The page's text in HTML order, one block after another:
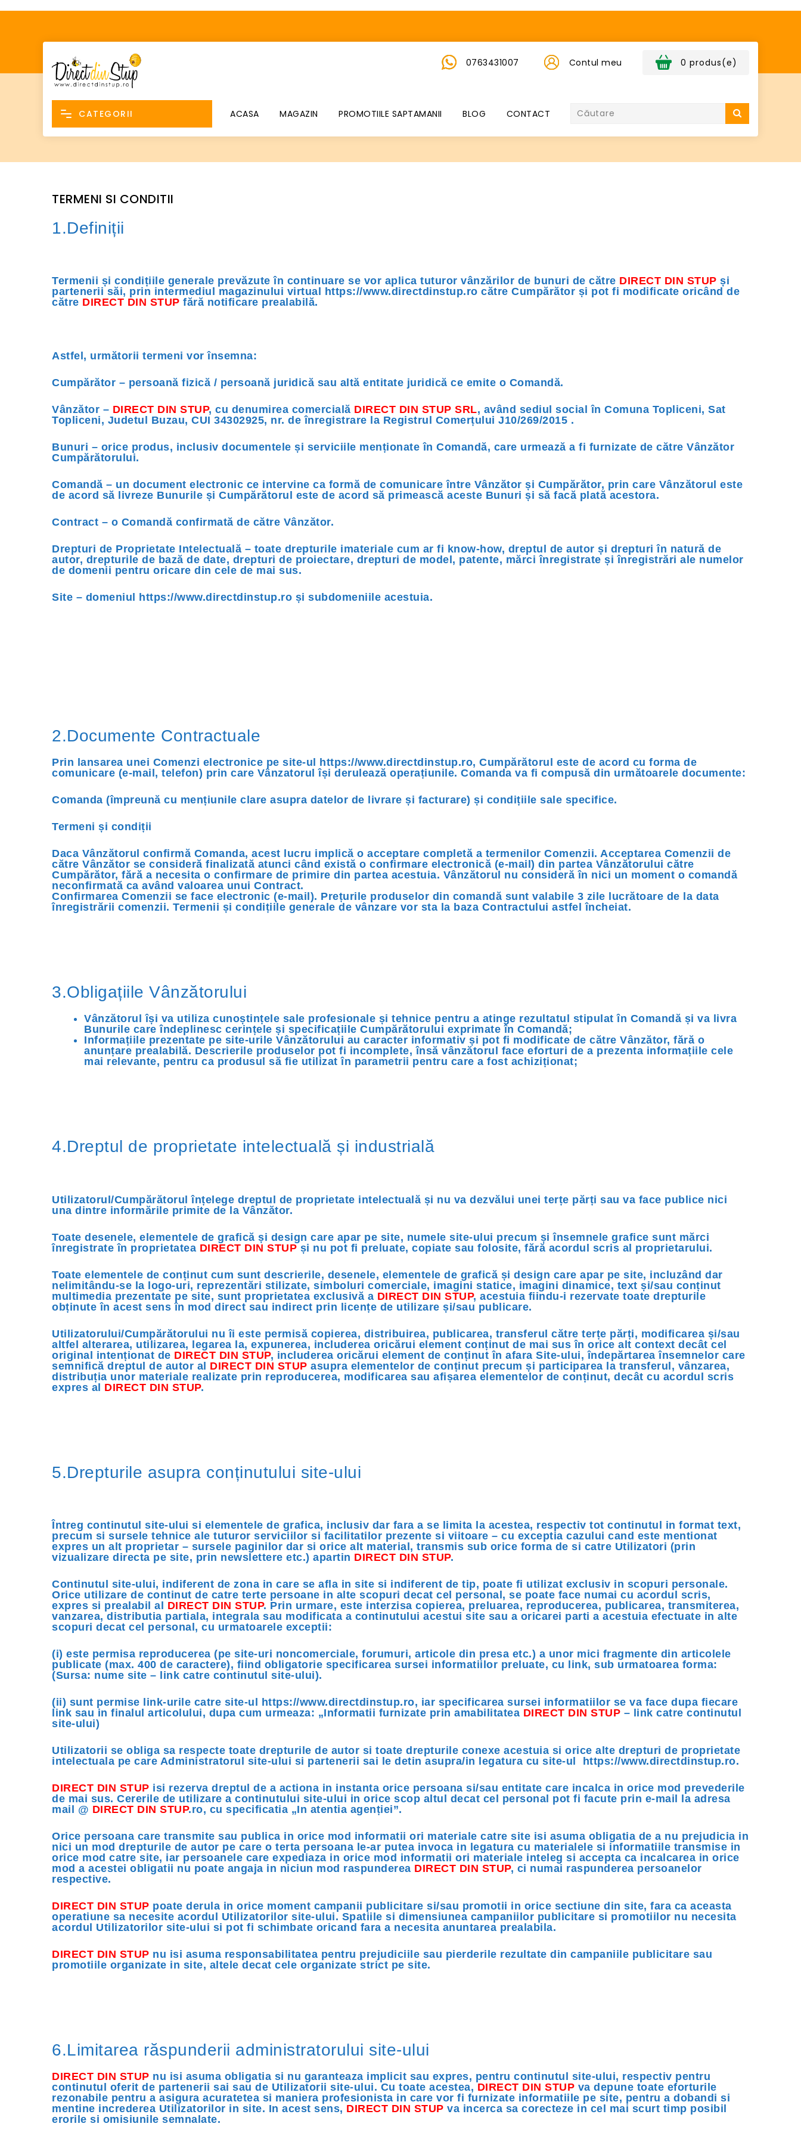
0763431007 Contul meu 0 produs(e)
CATEGORII ACASA MAGAZIN PROMOTIILE SAPTAMANII BLOG
CONTACT
TERMENI SI CONDITII
1.Definiții
Termenii și condițiile generale prevăzute în continuare se vor aplica tuturor vânzărilor de bunuri de către DIRECT DIN STUP și
partenerii săi, prin intermediul magazinului virtual https://www.directdinstup.ro către Cumpărător și pot fi modificate oricând de
către DIRECT DIN STUP fără notificare prealabilă.
Astfel, următorii termeni vor însemna:
Cumpărător – persoană fizică / persoană juridică sau altă entitate juridică ce emite o Comandă.
Vânzător – DIRECT DIN STUP, cu denumirea comercială DIRECT DIN STUP SRL, având sediul social în Comuna Topliceni, Sat
Topliceni, Judetul Buzau, CUI 34302925, nr. de înregistrare la Registrul Comerțului J10/269/2015 .
Bunuri – orice produs, inclusiv documentele și serviciile menționate în Comandă, care urmează a fi furnizate de către Vânzător
Cumpărătorului.
Comandă – un document electronic ce intervine ca formă de comunicare între Vânzător și Cumpărător, prin care Vânzătorul este
de acord să livreze Bunurile și Cumpărătorul este de acord să primească aceste Bunuri și să facă plată acestora.
Contract – o Comandă confirmată de către Vânzător.
Drepturi de Proprietate Intelectuală – toate drepturile imateriale cum ar fi know-how, dreptul de autor și drepturi în natură de
autor, drepturile de bază de date, drepturi de proiectare, drepturi de model, patente, mărci înregistrate și înregistrări ale numelor
de domenii pentru oricare din cele de mai sus.
Site – domeniul https://www.directdinstup.ro și subdomeniile acestuia.
2.Documente Contractuale
Prin lansarea unei Comenzi electronice pe site-ul https://www.directdinstup.ro, Cumpărătorul este de acord cu forma de
comunicare (e-mail, telefon) prin care Vânzatorul își derulează operațiunile. Comanda va fi compusă din următoarele documente:
Comanda (împreună cu mențiunile clare asupra datelor de livrare și facturare) și condițiile sale specifice.
Termeni și condiții
Daca Vânzătorul confirmă Comanda, acest lucru implică o acceptare completă a termenilor Comenzii. Acceptarea Comenzii de
către Vânzător se consideră finalizată atunci când există o confirmare electronică (e-mail) din partea Vânzătorului către
Cumpărător, fără a necesita o confirmare de primire din partea acestuia. Vânzătorul nu consideră în nici un moment o comandă
neconfirmată ca având valoarea unui Contract.
Confirmarea Comenzii se face electronic (e-mail). Prețurile produselor din comandă sunt valabile 3 zile lucrătoare de la data
înregistrării comenzii. Termenii și condițiile generale de vânzare vor sta la baza Contractului astfel încheiat.
3.Obligațiile Vânzătorului
Vânzătorul își va utiliza cunoștințele sale profesionale și tehnice pentru a atinge rezultatul stipulat în Comandă și va livra
Bunurile care îndeplinesc cerințele și specificațiile Cumpărătorului exprimate în Comandă;
Informațiile prezentate pe site-urile Vânzătorului au caracter informativ și pot fi modificate de către Vânzător, fără o
anunțare prealabilă. Descrierile produselor pot fi incomplete, însă vânzătorul face eforturi de a prezenta informațiile cele
mai relevante, pentru ca produsul să fie utilizat în parametrii pentru care a fost achiziționat;
4.Dreptul de proprietate intelectuală și industrială
Utilizatorul/Cumpărătorul înțelege dreptul de proprietate intelectuală și nu va dezvălui unei terțe părți sau va face publice nici
una dintre informările primite de la Vânzător.
Toate desenele, elementele de grafică și design care apar pe site, numele site-ului precum și însemnele grafice sunt mărci
înregistrate în proprietatea DIRECT DIN STUP și nu pot fi preluate, copiate sau folosite, fără acordul scris al proprietarului.
Toate elementele de conținut cum sunt descrierile, desenele, elementele de grafică și design care apar pe site, incluzând dar
nelimitându-se la logo-uri, reprezentări stilizate, simboluri comerciale, imagini statice, imagini dinamice, text și/sau conținut
multimedia prezentate pe site, sunt proprietatea exclusivă a DIRECT DIN STUP, acestuia fiindu-i rezervate toate drepturile
obținute în acest sens în mod direct sau indirect prin licențe de utilizare și/sau publicare.
Utilizatorului/Cumpărătorului nu îi este permisă copierea, distribuirea, publicarea, transferul către terțe părți, modificarea și/sau
altfel alterarea, utilizarea, legarea la, expunerea, includerea oricărui element conținut de mai sus în orice alt context decât cel
original intenționat de DIRECT DIN STUP, includerea oricărui element de conținut în afara Site-ului, îndepărtarea însemnelor care
semnifică dreptul de autor al DIRECT DIN STUP asupra elementelor de conținut precum și participarea la transferul, vânzarea,
distribuția unor materiale realizate prin reproducerea, modificarea sau afișarea elementelor de conținut, decât cu acordul scris
expres al DIRECT DIN STUP.
5.Drepturile asupra conținutului site-ului
Întreg continutul site-ului si elementele de grafica, inclusiv dar fara a se limita la acestea, respectiv tot continutul in format text,
precum si sursele tehnice ale tuturor serviciilor si facilitatilor prezente si viitoare – cu exceptia cazului cand este mentionat
expres un alt proprietar – sursele paginilor dar si orice alt material, transmis sub orice forma de si catre Utilizatori (prin
vizualizare directa pe site, prin newslettere etc.) apartin DIRECT DIN STUP.
Continutul site-ului, indiferent de zona in care se afla in site si indiferent de tip, poate fi utilizat exclusiv in scopuri personale.
Orice utilizare de continut de catre terte persoane in alte scopuri decat cel personal, se poate face numai cu acordul scris,
expres si prealabil al DIRECT DIN STUP. Prin urmare, este interzisa copierea, preluarea, reproducerea, publicarea, transmiterea,
vanzarea, distributia partiala, integrala sau modificata a continutului acestui site sau a oricarei parti a acestuia efectuate in alte
scopuri decat cel personal, cu urmatoarele exceptii:
(i) este permisa reproducerea (pe site-uri noncomerciale, forumuri, articole din presa etc.) a unor mici fragmente din articolele
publicate (max. 400 de caractere), fiind obligatorie specificarea sursei informatiilor preluate, cu link, sub urmatoarea forma:
(Sursa: nume site – link catre continutul site-ului).
(ii) sunt permise link-urile catre site-ul https://www.directdinstup.ro, iar specificarea sursei informatiilor se va face dupa fiecare
link sau in finalul articolului, dupa cum urmeaza: „Informatii furnizate prin amabilitatea DIRECT DIN STUP – link catre continutul
site-ului)
Utilizatorii se obliga sa respecte toate drepturile de autor si toate drepturile conexe acestuia si orice alte drepturi de proprietate
intelectuala pe care Administratorul site-ului si partenerii sai le detin asupra/in legatura cu site-ul https://www.directdinstup.ro.
DIRECT DIN STUP isi rezerva dreptul de a actiona in instanta orice persoana si/sau entitate care incalca in orice mod prevederile
de mai sus. Cererile de utilizare a continutului site-ului in orice scop altul decat cel personal pot fi facute prin e-mail la adresa
mail @ DIRECT DIN STUP.ro, cu specificatia „In atentia agenției”.
Orice persoana care transmite sau publica in orice mod informatii ori materiale catre site isi asuma obligatia de a nu prejudicia in
nici un mod drepturile de autor pe care o terta persoana le-ar putea invoca in legatura cu materialele si informatiile transmise in
orice mod catre site, iar persoanele care expediaza in orice mod informatii ori materiale inteleg si accepta ca incalcarea in orice
mod a acestei obligatii nu poate angaja in niciun mod raspunderea DIRECT DIN STUP, ci numai raspunderea persoanelor
respective.
DIRECT DIN STUP poate derula in orice moment campanii publicitare si/sau promotii in orice sectiune din site, fara ca aceasta
operatiune sa necesite acordul Utilizatorilor site-ului. Spatiile si dimensiunea campaniilor publicitare si promotiilor nu necesita
acordul Utilizatorilor site-ului si pot fi schimbate oricand fara a necesita anuntarea prealabila.
DIRECT DIN STUP nu isi asuma responsabilitatea pentru prejudiciile sau pierderile rezultate din campaniile publicitare sau
promotiile organizate in site, altele decat cele organizate strict pe site.
6.Limitarea răspunderii administratorului site-ului
DIRECT DIN STUP nu isi asuma obligatia si nu garanteaza implicit sau expres, pentru continutul site-ului, respectiv pentru
continutul oferit de partenerii sai sau de Utilizatorii site-ului. Cu toate acestea, DIRECT DIN STUP va depune toate eforturile
rezonabile pentru a asigura acuratetea si maniera profesionista in care vor fi furnizate informatiile pe site, pentru a dobandi si
mentine increderea Utilizatorilor in site. In acest sens, DIRECT DIN STUP va incerca sa corecteze in cel mai scurt timp posibil
erorile si omisiunile semnalate.